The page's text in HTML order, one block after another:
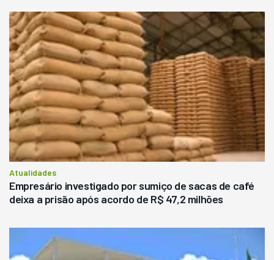
Atualidades
Empresário investigado por sumiço de sacas de café
deixa a prisão após acordo de R$ 47,2 milhões